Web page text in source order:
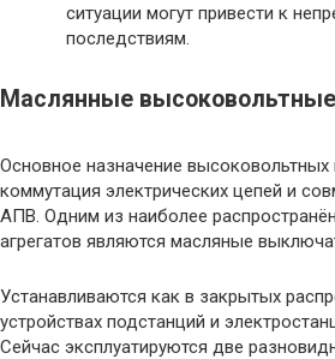
ситуации могут привести к
последствиям.
Маслянные
Основное назначение
коммутация электрических цепей и
АПВ. Одним из наиболее
агрегатов являются масляные
Устанавливаются как в закрытых
устройствах подстанций и
Сейчас эксплуатируются две